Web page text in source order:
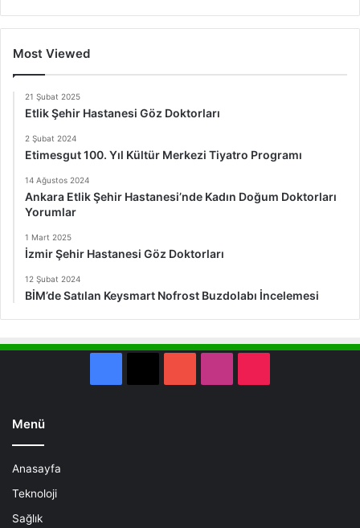
Most Viewed
21 Şubat 2025
Etlik Şehir Hastanesi Göz Doktorları
2 Şubat 2024
Etimesgut 100. Yıl Kültür Merkezi Tiyatro Programı
14 Ağustos 2024
Ankara Etlik Şehir Hastanesi’nde Kadın Doğum Doktorları
Yorumlar
1 Mart 2025
İzmir Şehir Hastanesi Göz Doktorları
12 Şubat 2024
BİM’de Satılan Keysmart Nofrost Buzdolabı İncelemesi
Menü
Anasayfa
Teknoloji
Sağlık